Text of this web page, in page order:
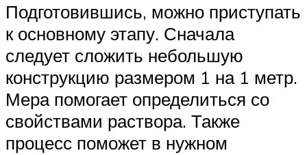
Подготовившись, можно приступать
к основному этапу. Сначала
следует сложить небольшую
конструкцию размером 1 на 1 метр.
Мера помогает определиться со
свойствами раствора. Также
процесс поможет в нужном